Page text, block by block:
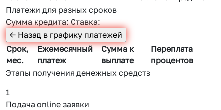
Платежи для разных сроков
Сумма кредита:Ставка:
Срок,
мес.
Ежемесячный
платеж
Сумма к
выплате
Переплата
процентов
Этапы получения денежных средств
1
Подача online заявки